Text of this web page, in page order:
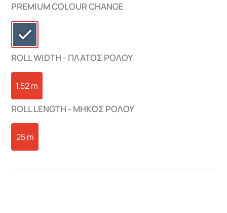
PREMIUM COLOUR CHANGE
ROLL WIDTH - ΠΛΑΤΟΣ ΡΟΛΟΥ
1.52 m
ROLL LENGTH - ΜHKΟΣ ΡΟΛΟΥ
25 m